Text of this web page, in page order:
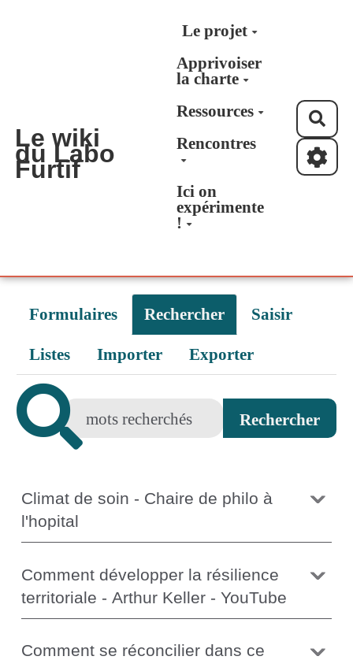
Aller au contenu principal
Le wiki
du Labo
Furtif
Le projet
Apprivoiser
la charte
Ressources
Rencontres
Ici on
expérimente
!
Formulaires Rechercher Saisir
Listes Importer Exporter
Climat de soin - Chaire de philo à
l'hopital
Comment développer la résilience
territoriale - Arthur Keller - YouTube
Comment se réconcilier dans ce